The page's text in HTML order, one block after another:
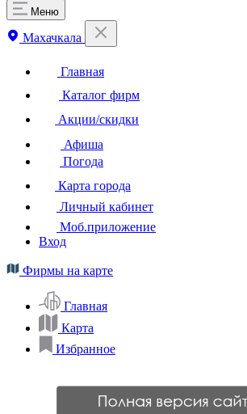
Меню
Махачкала
Главная
Каталог фирм
Акции/скидки
Афиша
Погода
Карта города
Личный кабинет
Моб.приложение
Вход
Фирмы на карте
Главная
Карта
Избранное